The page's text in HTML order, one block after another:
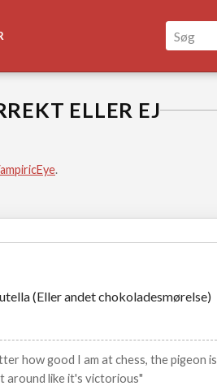
ELLER EJ
.
(Eller andet chokoladesmørelse)
how good I am at chess, the pigeon is
around like it's victorious"